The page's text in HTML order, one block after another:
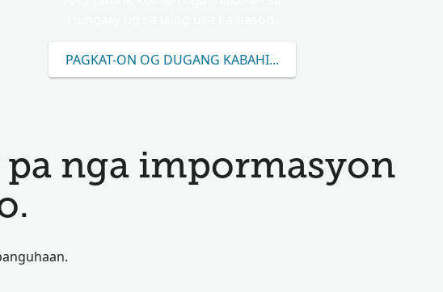
PAGKAT-ON OG DUGANG KABAHIN SA TAMRIK
nga impormasyon